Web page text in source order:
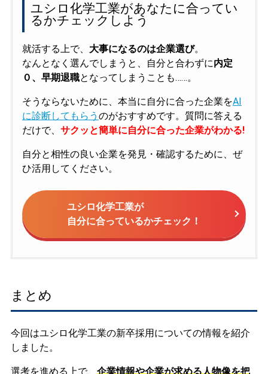
ユシロ化学工業があなたに合ってい
るかチェックしよう
就活する上で、 大事になるのは企業選び。
なんとなく選んでしまうと、自分と合わずに内定
０、早期退職となってしまうことも……。
そうならないために、本当に自分に合った企業をAI
に診断してもらう のがおすすめです。質問に答える
だけで、 サクッと簡単に自分に合った企業がわかる!
自分と相性の良い企業を発見・確認するために、ぜ
ひ活用してください。
ユシロ化学工業が
自分に合っているかチェック！
まとめ
今回はユシロ化学工業の新卒採用についての情報を紹介
しました。
選考を進める上で、 企業情報や企業が求める人物像を把